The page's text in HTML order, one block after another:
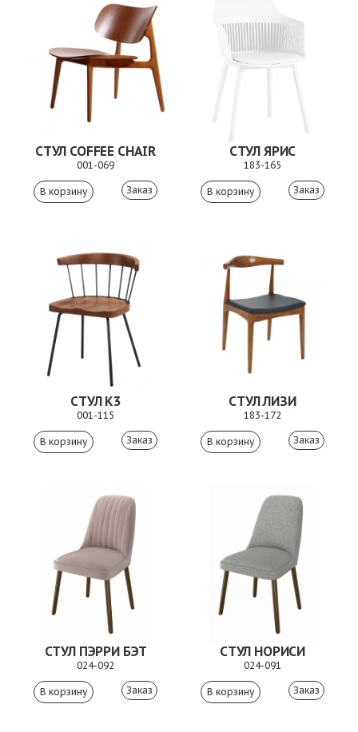
СТУЛ COFFEE CHAIR
001-069
Заказ
СТУЛ ЯРИС
183-165
Заказ
СТУЛ К3
001-115
Заказ
СТУЛ ЛИЗИ
183-172
Заказ
СТУЛ ПЭРРИ БЭТ
024-092
Заказ
СТУЛ НОРИСИ
024-091
Заказ